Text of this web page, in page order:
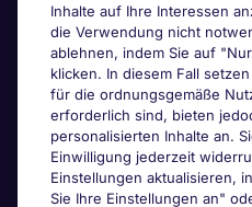
Inhalte auf Ihre Interessen
die Verwendung nicht
ablehnen, indem Sie auf
klicken. In diesem Fall
für die ordnungsgemäße
erforderlich sind, bieten
personalisierten Inhalte an.
Einwilligung jederzeit
Einstellungen aktualisieren,
Sie Ihre Einstellungen an"